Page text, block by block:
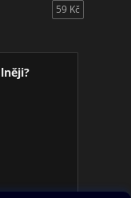
59 Kč